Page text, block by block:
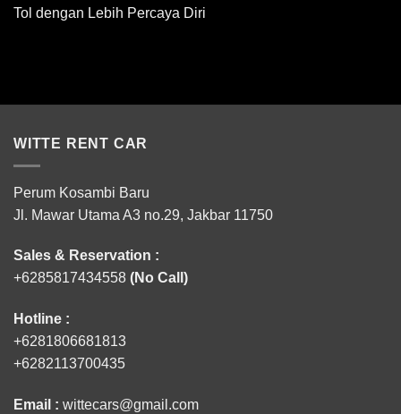
Tol dengan Lebih Percaya Diri
WITTE RENT CAR
Perum Kosambi Baru
Jl. Mawar Utama A3 no.29, Jakbar 11750
Sales & Reservation :
+6285817434558 (No Call)
Hotline :
+6281806681813
+6282113700435
Email : wittecars@gmail.com